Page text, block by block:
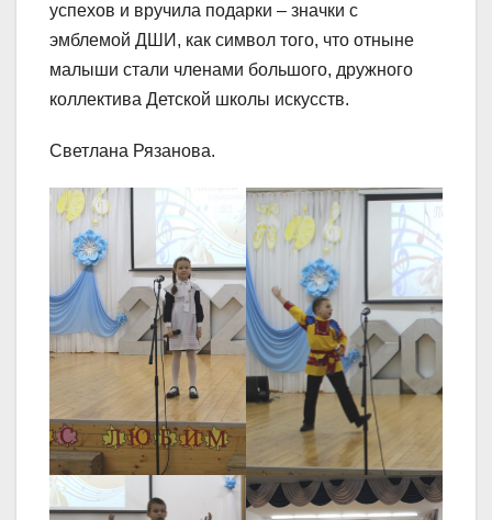
успехов и вручила подарки – значки с
эмблемой ДШИ, как символ того, что отныне
малыши стали членами большого, дружного
коллектива Детской школы искусств.
Светлана Рязанова.